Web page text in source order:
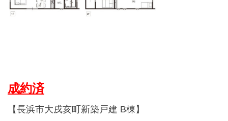
成約済
【長浜市大戌亥町新築戸建 B棟】